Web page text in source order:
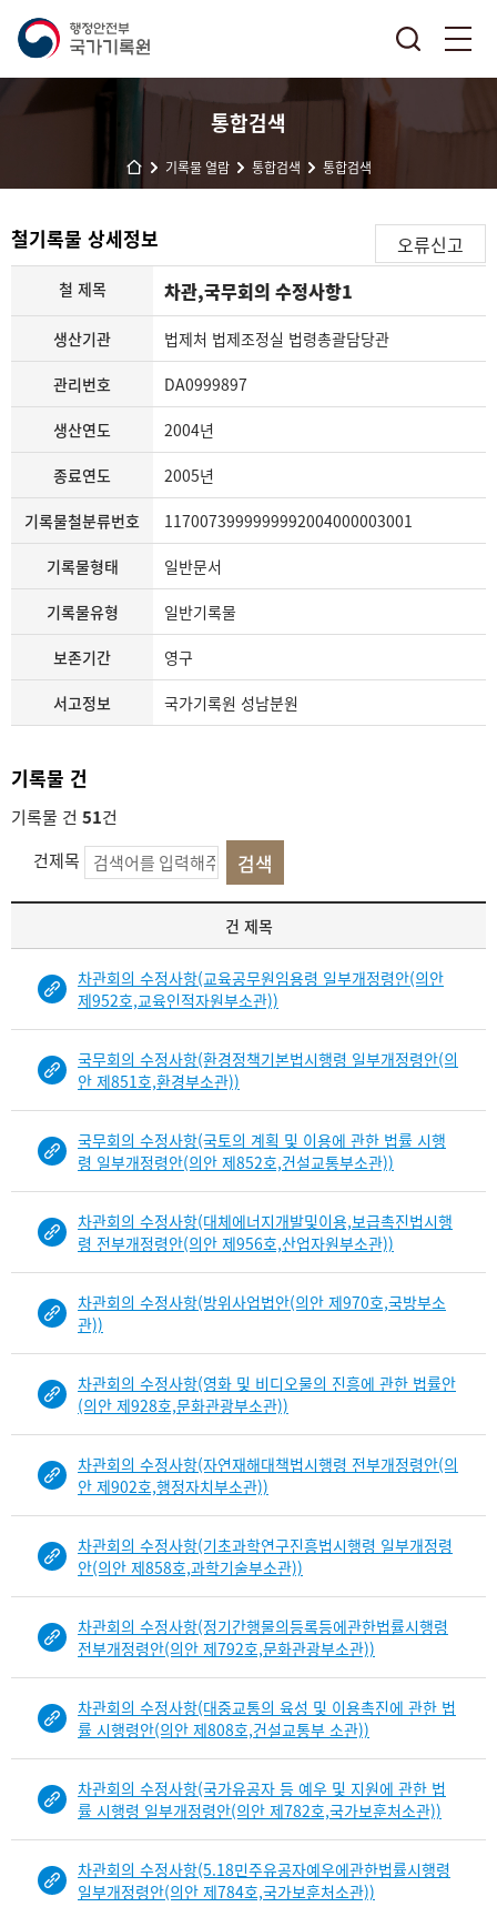
통합검색
기록물 열람 통합검색 통합검색
철기록물 상세정보 오류신고
철 제목 차관,국무회의 수정사항1
생산기관 법제처 법제조정실 법령총괄담당관
관리번호 DA0999897
생산연도 2004년
종료연도 2005년
기록물철분류번호 1170073999999992004000003001
기록물형태 일반문서
기록물유형 일반기록물
보존기간 영구
서고정보 국가기록원 성남분원
기록물 건
기록물 건 51건
건제목
록
열
는
니
e
i
이
건 제목
차관회의 수정사항(교육공무원임용령 일부개정령안(의안
제952호,교육인적자원부소관))
국무회의 수정사항(환경정책기본법시행령 일부개정령안(의
안 제851호,환경부소관))
국무회의 수정사항(국토의 계획 및 이용에 관한 법률 시행
령 일부개정령안(의안 제852호,건설교통부소관))
차관회의 수정사항(대체에너지개발및이용,보급촉진법시행
령 전부개정령안(의안 제956호,산업자원부소관))
차관회의 수정사항(방위사업법안(의안 제970호,국방부소
관))
차관회의 수정사항(영화 및 비디오물의 진흥에 관한 법률안
(의안 제928호,문화관광부소관))
차관회의 수정사항(자연재해대책법시행령 전부개정령안(의
안 제902호,행정자치부소관))
차관회의 수정사항(기초과학연구진흥법시행령 일부개정령
안(의안 제858호,과학기술부소관))
차관회의 수정사항(정기간행물의등록등에관한법률시행령
전부개정령안(의안 제792호,문화관광부소관))
차관회의 수정사항(대중교통의 육성 및 이용촉진에 관한 법
률 시행령안(의안 제808호,건설교통부 소관))
차관회의 수정사항(국가유공자 등 예우 및 지원에 관한 법
률 시행령 일부개정령안(의안 제782호,국가보훈처소관))
차관회의 수정사항(5.18민주유공자예우에관한법률시행령
일부개정령안(의안 제784호,국가보훈처소관))